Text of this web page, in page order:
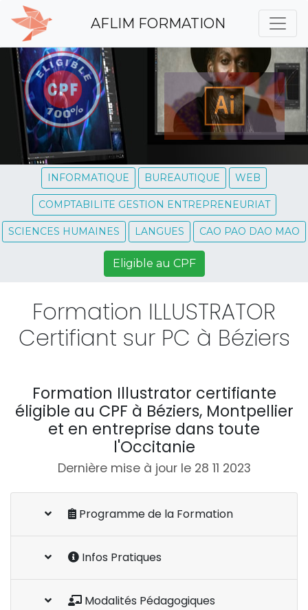
AFLIM FORMATION
INFORMATIQUE BUREAUTIQUE WEB
COMPTABILITE GESTION ENTREPRENEURIAT
SCIENCES HUMAINES LANGUES CAO PAO DAO MAO
Eligible au CPF
Formation ILLUSTRATOR
Certifiant sur PC à Béziers
Formation Illustrator certifiante
éligible au CPF à Béziers, Montpellier
et en entreprise dans toute
l'Occitanie
Dernière mise à jour le 28 11 2023
Programme de la Formation
Infos Pratiques
Modalités Pédagogiques